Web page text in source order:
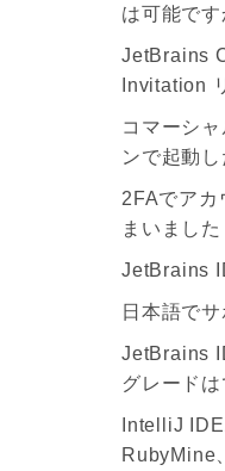
は可能です
JetBrains
Invitation
コマーシ
ンで起動
2FAでアカ
まいました
JetBrains
日本語で
JetBrains
グレードは
IntelliJ
RubyMine